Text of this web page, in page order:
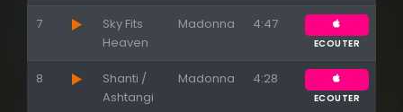
7
Sky Fits
Heaven
Madonna 4:47
ECOUTER
8
Shanti /
Ashtangi
Madonna 4:28
ECOUTER